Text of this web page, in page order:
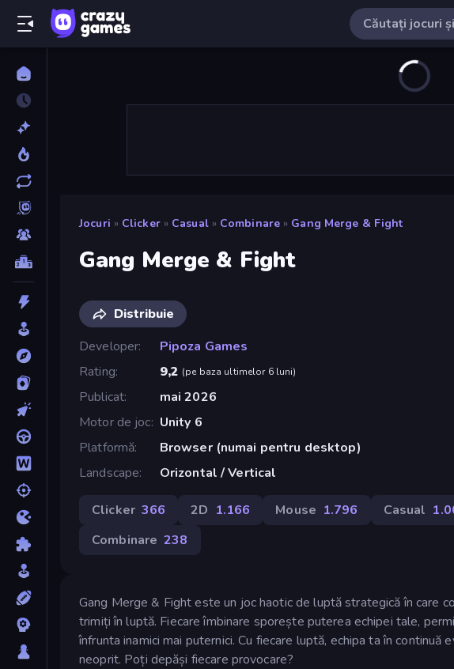
Jocuri » Clicker » Casual » Combinare » Gang Merge & Fight
Gang Merge & Fight
Distribuie
Developer
Pipoza Games
Rating
9,2 (pe baza ultimelor 6 luni)
Publicat
mai 2026
Motor de joc Unity 6
Platformă
Browser (numai pentru desktop)
Landscape
Orizontal / Vertical
Clicker 366 2D 1.166 Mouse 1.796 Casual
Combinare 238
Gang Merge & Fight este un joc haotic de luptă strategică în care
trimiți în luptă. Fiecare îmbinare sporește puterea echipei tale,
înfrunta inamici mai puternici. Cu fiecare luptă, echipa ta în continuă
neoprit. Poți depăși fiecare provocare?